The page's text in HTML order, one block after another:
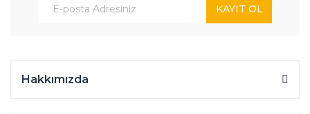
KAYIT OL
Hakkımızda